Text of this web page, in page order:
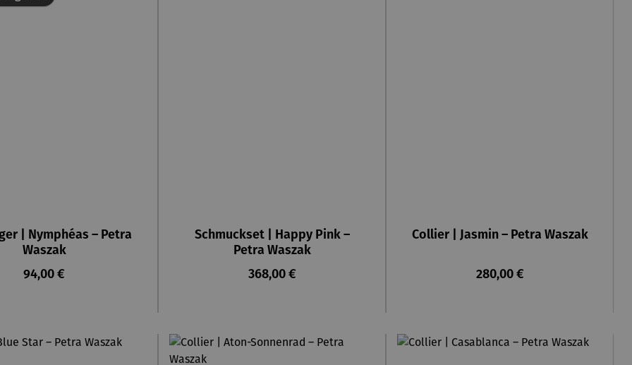
| Nymphéas – Petra
Waszak
Regulärer Preis:
94,00 €
Schmuckset | Happy Pink –
Petra Waszak
Regulärer Preis:
368,00 €
Collier | Jasmin – Petra Waszak
Regulärer Preis:
280,00 €